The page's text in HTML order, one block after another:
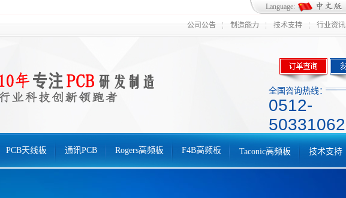
Language:
公司公告 制造能力 技术支持 行业资讯
全国咨询热线：
0512-
50331062
PCB天线板 通讯PCB Rogers高频板 F4B高频板 Taconic高频板 技术支持